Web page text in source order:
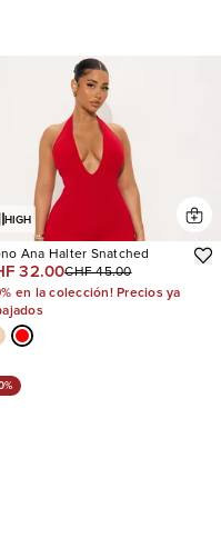
HIGH
Ana Halter Snatched
32.00CHF 45.00
en la colección! Precios ya